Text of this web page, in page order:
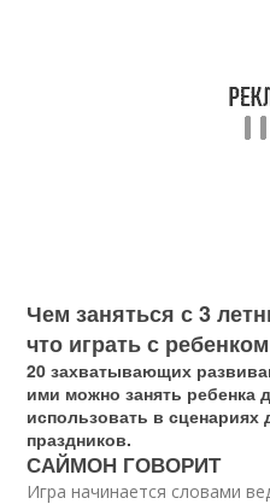
Чем заняться с 3
что играть с
20 захватывающих
ими можно занять ребенка
использовать в сценариях
праздников.
САЙМОН ГОВОРИТ
Игра начинается словами